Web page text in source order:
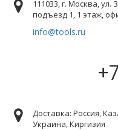
111033, г. Москва, ул.
подъезд 1, 1 этаж,
info@tools.ru
Доставка: Россия,
Украина, Киргизия